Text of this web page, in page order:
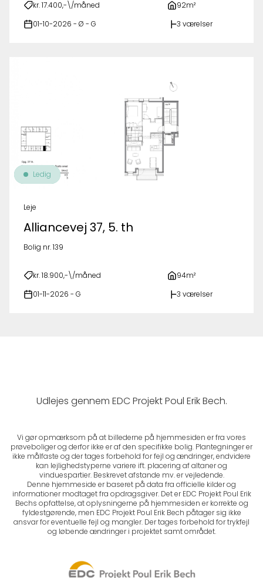
kr. 17.400,-\/måned 92m²
01-10-2026 - Ø - G 3 værelser
Ledig
Leje
Alliancevej 37, 5. th
Bolig nr. 139
kr. 18.900,-\/måned 94m²
01-11-2026 - G 3 værelser
Udlejes gennem EDC Projekt Poul Erik Bech.
Vi gør opmærksom på at billederne på hjemmesiden er fra vores
prøveboliger og derfor ikke er af den specifikke bolig. Plantegninger er
ikke målfaste og der tages forbehold for fejl og ændringer, endvidere
kan lejlighedstyperne variere ift. placering af altaner og
vinduespartier. Beskrevet afstande mv. er vejledende.
Denne hjemmeside er baseret på data fra officielle kilder og
informationer modtaget fra opdragsgiver. Det er EDC Projekt Poul Erik
Bechs opfattelse, at oplysningerne på hjemmesiden er korrekte og
fyldestgørende, men EDC Projekt Poul Erik Bech påtager sig ikke
ansvar for eventuelle fejl og mangler. Der tages forbehold for trykfejl
og løbende ændringer i projektet samt området.